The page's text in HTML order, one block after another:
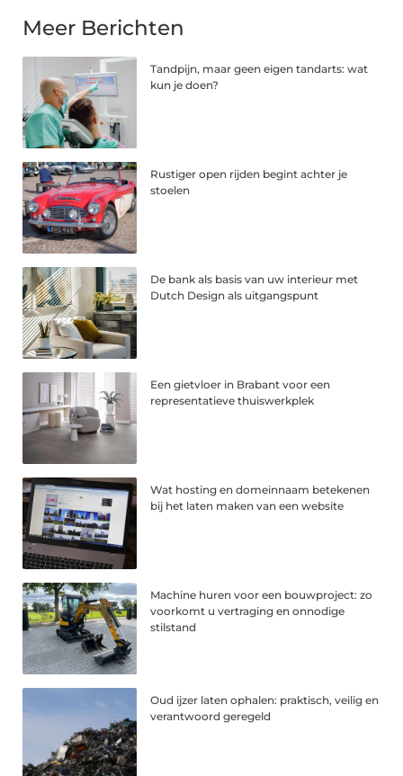
Meer Berichten
Tandpijn, maar geen eigen tandarts: wat
kun je doen?
Rustiger open rijden begint achter je
stoelen
De bank als basis van uw interieur met
Dutch Design als uitgangspunt
Een gietvloer in Brabant voor een
representatieve thuiswerkplek
Wat hosting en domeinnaam betekenen
bij het laten maken van een website
Machine huren voor een bouwproject: zo
voorkomt u vertraging en onnodige
stilstand
Oud ijzer laten ophalen: praktisch, veilig en
verantwoord geregeld